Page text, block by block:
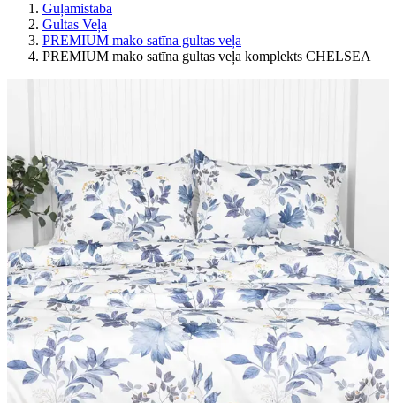
Guļamistaba
Gultas Veļa
PREMIUM mako satīna gultas veļa
PREMIUM mako satīna gultas veļa komplekts CHELSEA